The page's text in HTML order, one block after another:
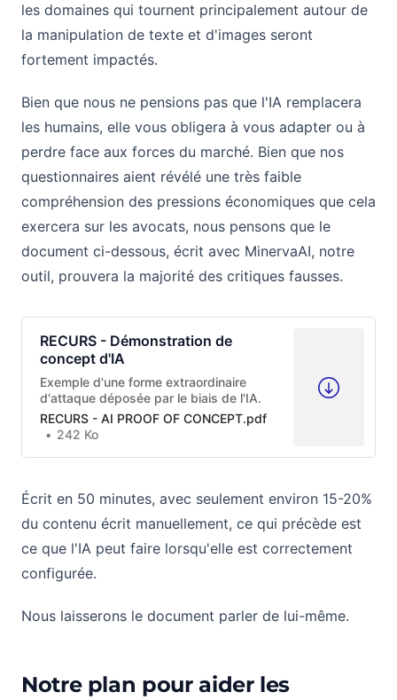
les domaines qui tournent principalement autour de
la manipulation de texte et d'images seront
fortement impactés.
Bien que nous ne pensions pas que l'IA remplacera
les humains, elle vous obligera à vous adapter ou à
perdre face aux forces du marché. Bien que nos
questionnaires aient révélé une très faible
compréhension des pressions économiques que cela
exercera sur les avocats, nous pensons que le
document ci-dessous, écrit avec MinervaAI, notre
outil, prouvera la majorité des critiques fausses.
RECURS - Démonstration de
concept d'IA
Exemple d'une forme extraordinaire
d'attaque déposée par le biais de l'IA.
RECURS - AI PROOF OF CONCEPT.pdf
242 Ko
Écrit en 50 minutes, avec seulement environ 15-20%
du contenu écrit manuellement, ce qui précède est
ce que l'IA peut faire lorsqu'elle est correctement
configurée.
Nous laisserons le document parler de lui-même.
Notre plan pour aider les